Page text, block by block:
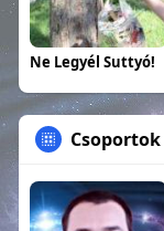
Ne Legyél Suttyó!
Csoportok